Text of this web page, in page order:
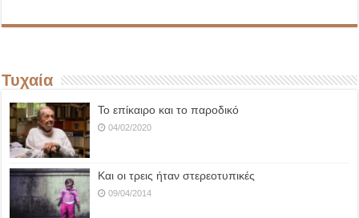
Τυχαία
Το επίκαιρο και το παροδικό
04/02/2020
Και οι τρεις ήταν στερεοτυπικές
09/04/2014